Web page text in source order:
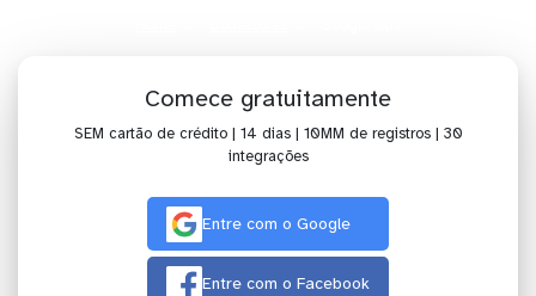
Comece gratuitamente
SEM cartão de crédito | 14 dias | 10MM de registros | 30
integrações
Entre com o Google
Entre com o Facebook